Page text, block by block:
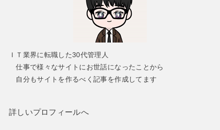
ＩＴ業界に転職した30代管理人
仕事で様々なサイトにお世話になったことから
自分もサイトを作るべく記事を作成してます
詳しいプロフィールへ